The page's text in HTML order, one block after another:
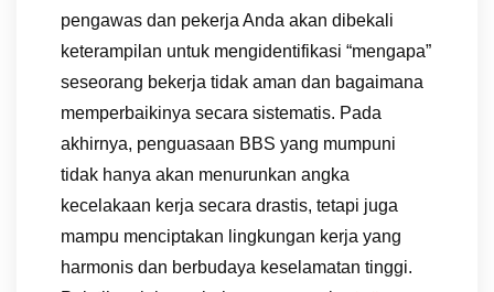
pengawas dan pekerja Anda akan dibekali
keterampilan untuk mengidentifikasi “mengapa”
seseorang bekerja tidak aman dan bagaimana
memperbaikinya secara sistematis. Pada
akhirnya, penguasaan BBS yang mumpuni
tidak hanya akan menurunkan angka
kecelakaan kerja secara drastis, tetapi juga
mampu menciptakan lingkungan kerja yang
harmonis dan berbudaya keselamatan tinggi.